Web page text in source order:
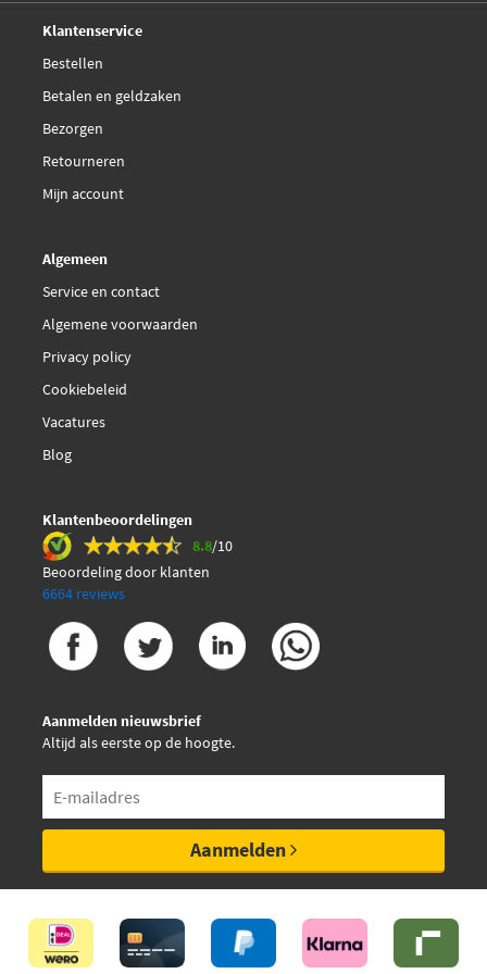
Klantenservice
Bestellen
Betalen en geldzaken
Bezorgen
Retourneren
Mijn account
Algemeen
Service en contact
Algemene voorwaarden
Privacy policy
Cookiebeleid
Vacatures
Blog
Klantenbeoordelingen
8.8/10
Beoordeling door klanten
6664 reviews
Aanmelden nieuwsbrief
Altijd als eerste op de hoogte.
Aanmelden